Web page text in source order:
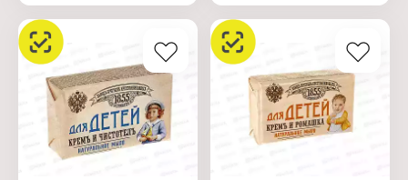
стабилизатор,
пластификатор, масло
кокосовое, натриевые
соли
этилендиаминтетрауксусной
кислоты, лимонная
кислота, хлорид натрия,
CI 77891.
стабилизатор,
пластификатор, экстракт
череды, натриевые соли
этилендиаминтетрауксусной
кислоты, лимонная
кислота, хлорид натрия,
CI 77891.
Характеристики:
Производитель: Nefis